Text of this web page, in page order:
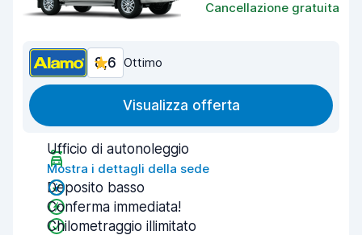
Cancellazione gratuita
8,6 Ottimo
Visualizza offerta
Ufficio di autonoleggio
Mostra i dettagli della sede
Deposito basso
Conferma immediata!
Chilometraggio illimitato